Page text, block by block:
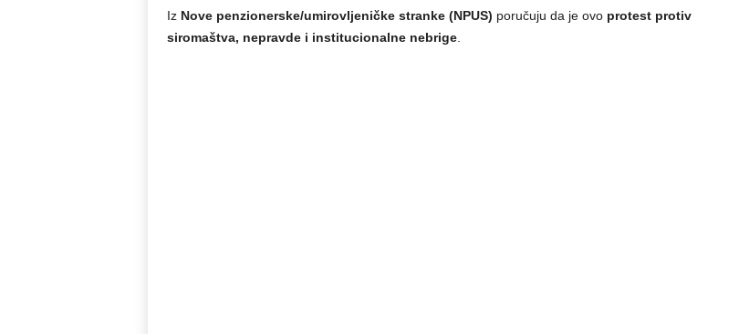
Iz Nove penzionerske/umirovljeničke stranke (NPUS) poručuju da je ovo protest protiv
siromaštva, nepravde i institucionalne nebrige.